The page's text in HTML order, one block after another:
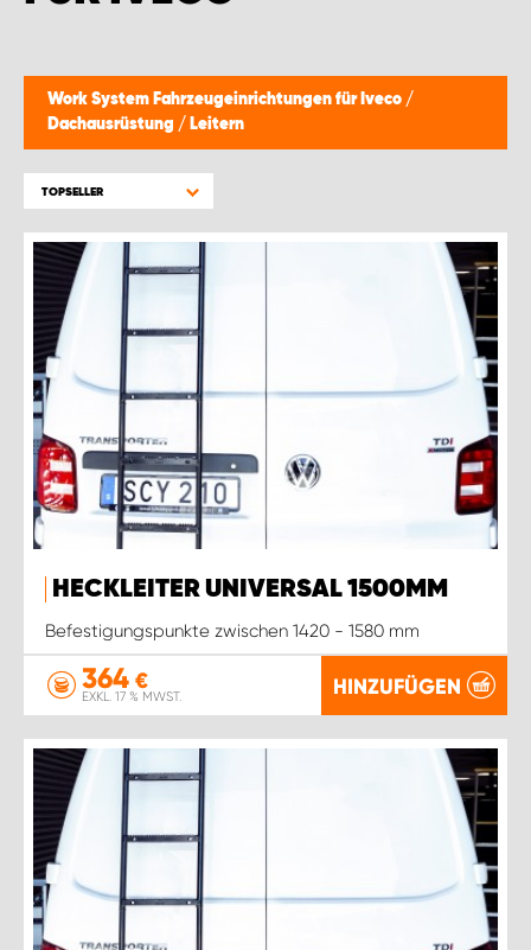
Work System Fahrzeugeinrichtungen für Iveco /
Dachausrüstung / Leitern
TOPSELLER
HECKLEITER UNIVERSAL 1500MM
Befestigungspunkte zwischen 1420 - 1580 mm
364 €
EXKL. 17 % MWST. HINZUFÜGEN